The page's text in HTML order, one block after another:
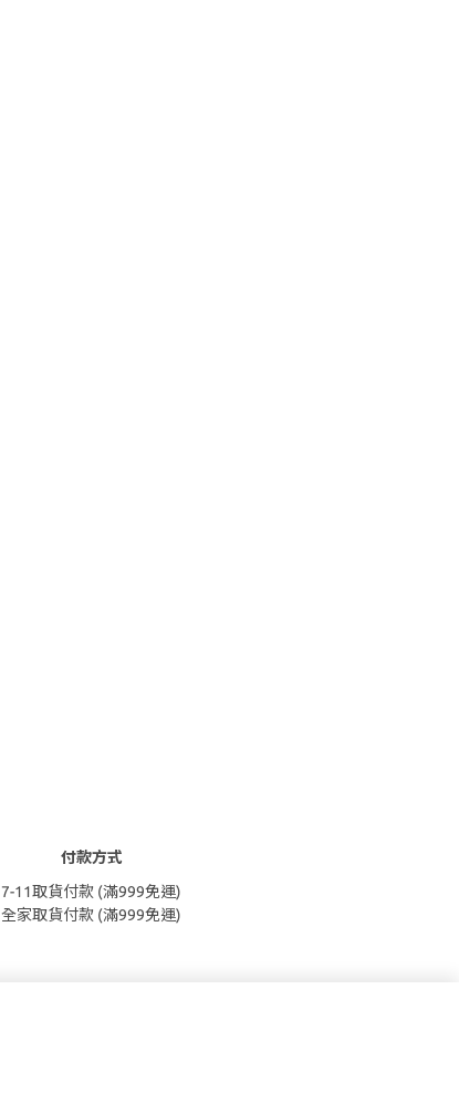
付款方式
7-11取貨付款 (滿999免運)
全家取貨付款 (滿999免運)